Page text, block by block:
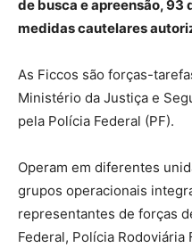
de busca e apreensão, 93
medidas cautelares
As Ficcos são forças-
Ministério da Justiça e
pela Polícia Federal (PF).
Operam em diferentes
grupos operacionais
representantes de forças
Federal, Polícia Rodoviária